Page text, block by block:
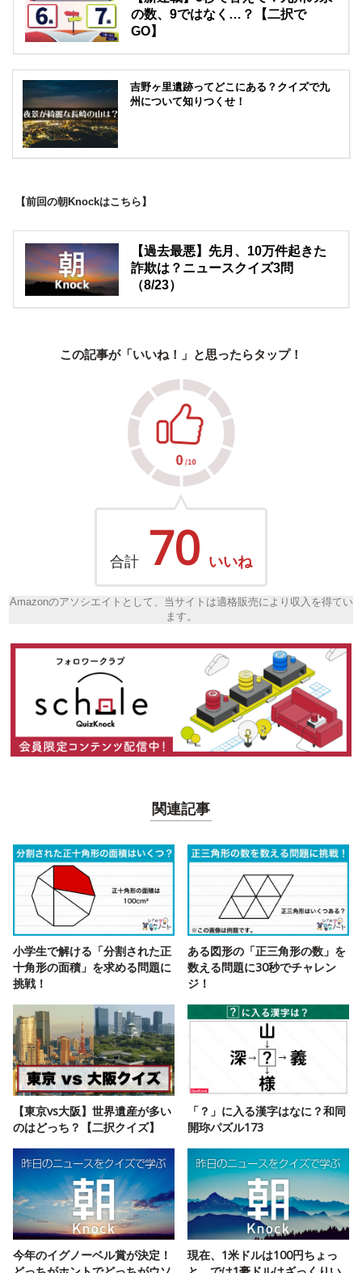
の数、9ではなく…？【二択で
GO】
吉野ヶ里遺跡ってどこにある？クイズで九
州について知りつくせ！
【前回の朝Knockはこちら】
【過去最悪】先月、10万件起きた
詐欺は？ニュースクイズ3問
（8/23）
この記事が「いいね！」と思ったらタップ！
合計 70 いいね
Amazonのアソシエイトとして、当サイトは適格販売により収入を得てい
ます。
関連記事
小学生で解ける「分割された正
十角形の面積」を求める問題に
挑戦！
ある図形の「正三角形の数」を
数える問題に30秒でチャレン
ジ！
【東京vs大阪】世界遺産が多い
のはどっち？【二択クイズ】
「？」に入る漢字はなに？和同
開珎パズル173
今年のイグノーベル賞が決定！
現在、1米ドルは100円ちょっ